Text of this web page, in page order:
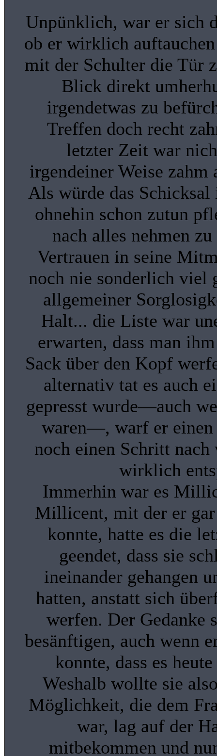
Unpünklich, war er sich
ob er wirklich
mit der Schulter die Tür
Blick direkt
irgendetwas zu
Treffen doch recht
letzter Zeit war
irgendeiner Weise
Als würde das Schicksal
ohnehin schon zutun
nach alles nehmen
Vertrauen in seine
noch nie sonderlich viel
allgemeiner
Halt... die Liste war
erwarten, dass man
Sack über den Kopf
alternativ tat es auch
gepresst wurde—auch
waren—, warf er einen
noch einen Schritt
wirklich
Immerhin war es
Millicent, mit der er
konnte, hatte es die
geendet, dass sie
ineinander gehangen
hatten, anstatt sich
werfen. Der Gedanke
besänftigen, auch wenn
konnte, dass es
Weshalb wollte sie
Möglichkeit, die dem
war, lag auf der
mitbekommen und